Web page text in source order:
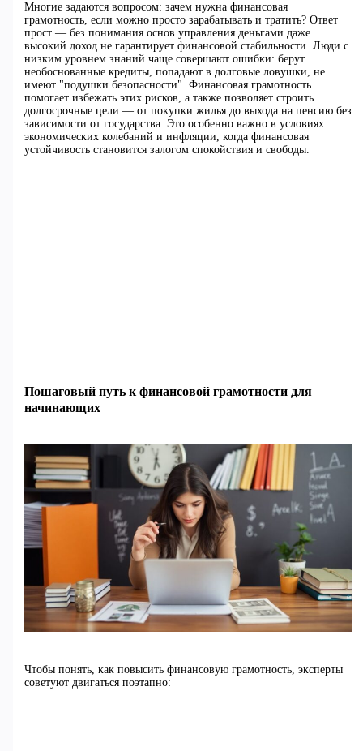
Многие задаются вопросом: зачем нужна финансовая
грамотность, если можно просто зарабатывать и тратить? Ответ
прост — без понимания основ управления деньгами даже
высокий доход не гарантирует финансовой стабильности. Люди с
низким уровнем знаний чаще совершают ошибки: берут
необоснованные кредиты, попадают в долговые ловушки, не
имеют "подушки безопасности". Финансовая грамотность
помогает избежать этих рисков, а также позволяет строить
долгосрочные цели — от покупки жилья до выхода на пенсию без
зависимости от государства. Это особенно важно в условиях
экономических колебаний и инфляции, когда финансовая
устойчивость становится залогом спокойствия и свободы.
Пошаговый путь к финансовой грамотности для
начинающих
Чтобы понять, как повысить финансовую грамотность, эксперты
советуют двигаться поэтапно: